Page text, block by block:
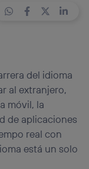
del idioma
al extranjero,
móvil, la
de aplicaciones
real con
está un solo